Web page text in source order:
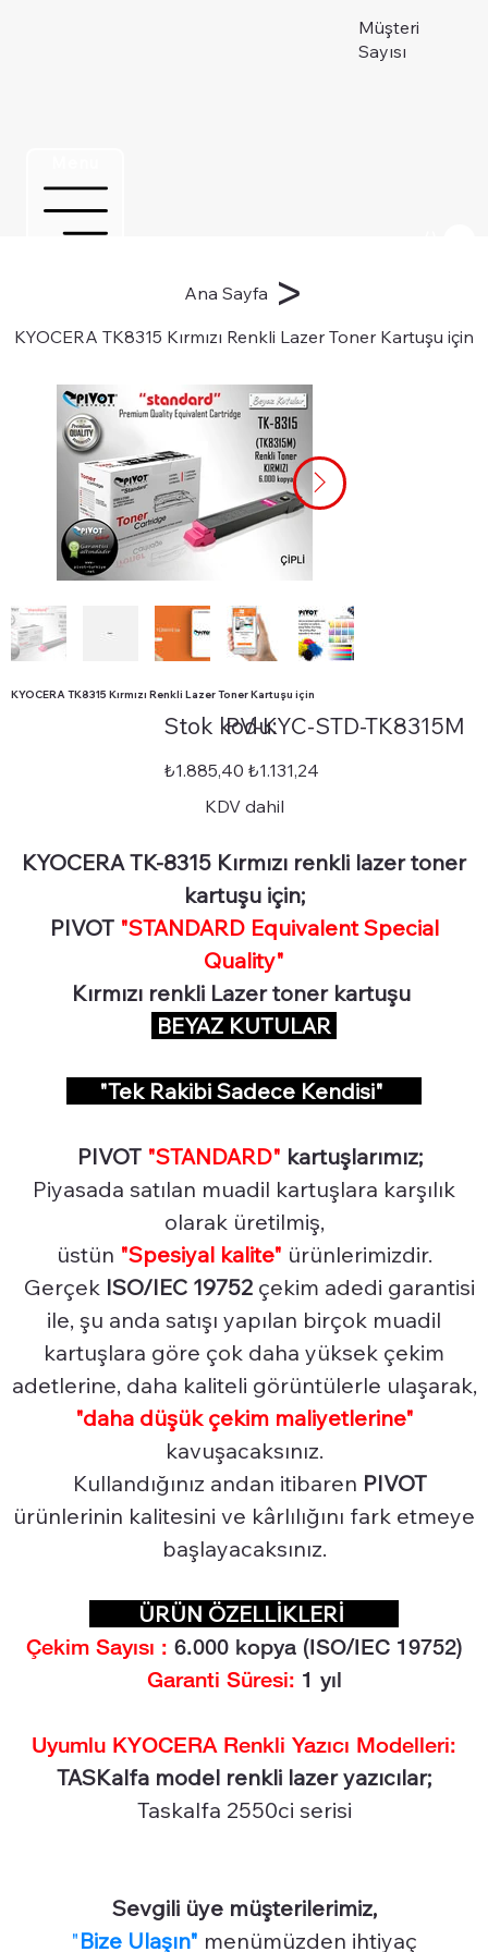
Müşteri
Sayısı
Ana Sayfa >
KYOCERA TK8315 Kırmızı Renkli Lazer Toner Kartuşu için
KYOCERA TK8315 Kırmızı Renkli Lazer Toner Kartuşu için
Stok kodu:
kodu:
STD-
TK8315M
PV-KYC-STD-TK8315M
Orijinal
fiyat
₺1.885,40 İndirimli
fiyat
₺1.131,24
KDV dahil
KYOCERA TK-8315 Kırmızı renkli lazer toner
kartuşu için;
PIVOT "STANDARD Equivalent Special
Quality"
Kırmızı renkli Lazer toner kartuşu
BEYAZ KUTULAR
"Tek Rakibi Sadece Kendisi"
PIVOT "STANDARD" kartuşlarımız;
Piyasada satılan muadil kartuşlara karşılık
olarak üretilmiş,
üstün "Spesiyal kalite" ürünlerimizdir.
Gerçek ISO/IEC 19752 çekim adedi garantisi
ile, şu anda satışı yapılan birçok muadil
kartuşlara göre çok daha yüksek çekim
adetlerine, daha kaliteli görüntülerle ulaşarak,
"daha düşük çekim maliyetlerine"
kavuşacaksınız.
Kullandığınız andan itibaren PIVOT
ürünlerinin kalitesini ve kârlılığını fark etmeye
başlayacaksınız.
ÜRÜN ÖZELLİKLERİ
Çekim Sayısı : 6.000 kopya (ISO/IEC 19752)
Garanti Süresi: 1 yıl
Uyumlu KYOCERA Renkli Yazıcı Modelleri:
TASKalfa model renkli lazer yazıcılar;
Taskalfa 2550ci serisi
Sevgili üye müşterilerimiz,
"Bize Ulaşın" menümüzden ihtiyaç